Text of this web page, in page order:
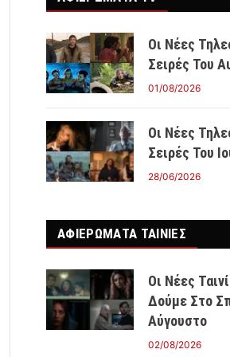
Οι Νέες
Σειρές Του
01/08/2026
Οι Νέες
Σειρές Του
28/06/2026
ΑΦΙΕΡΩΜΑΤΑ ΤΑΙΝΊΕΣ
Οι Νέες
Δούμε Στο
Αύγουστο
02/08/2026